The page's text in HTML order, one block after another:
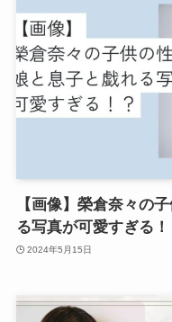
【画像】榮倉奈々の
る写真が可愛すぎる！
2024年5月15日